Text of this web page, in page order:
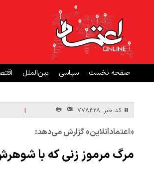
صفحه نخست سیاسی بین‌الملل
کد خبر: 778428 |
«اعتمادآنلاین» گزارش می‌دهد:
مرگ مرموز زنی که با